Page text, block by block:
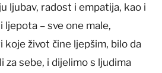
ljubav, radost i empatija, kao i
– sve one male,
život čine ljepšim, bilo da
za sebe, i dijelimo s ljudima